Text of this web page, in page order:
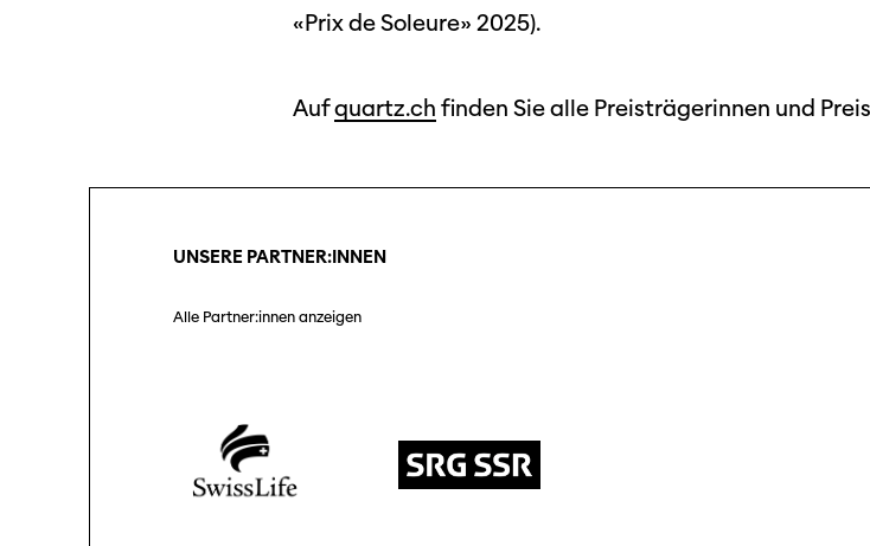
«Prix de Soleure» 2025).
Aufquartz.ch finden Sie alle Preisträgerinnen und
UNSERE PARTNER:INNEN
Alle Partner:innen anzeigen